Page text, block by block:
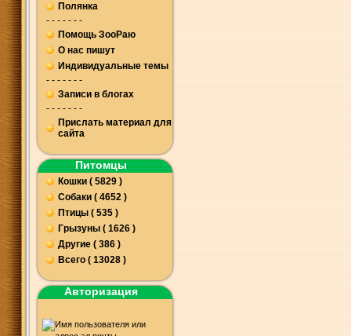
Полянка
- - - - - - -
Помощь ЗооРаю
О нас пишут
Индивидуальные темы
- - - - - - -
Записи в блогах
- - - - - - -
Прислать материал для
сайта
Питомцы
Кошки ( 5829 )
Собаки ( 4652 )
Птицы ( 535 )
Грызуны ( 1626 )
Другие ( 386 )
Всего ( 13028 )
Авторизация